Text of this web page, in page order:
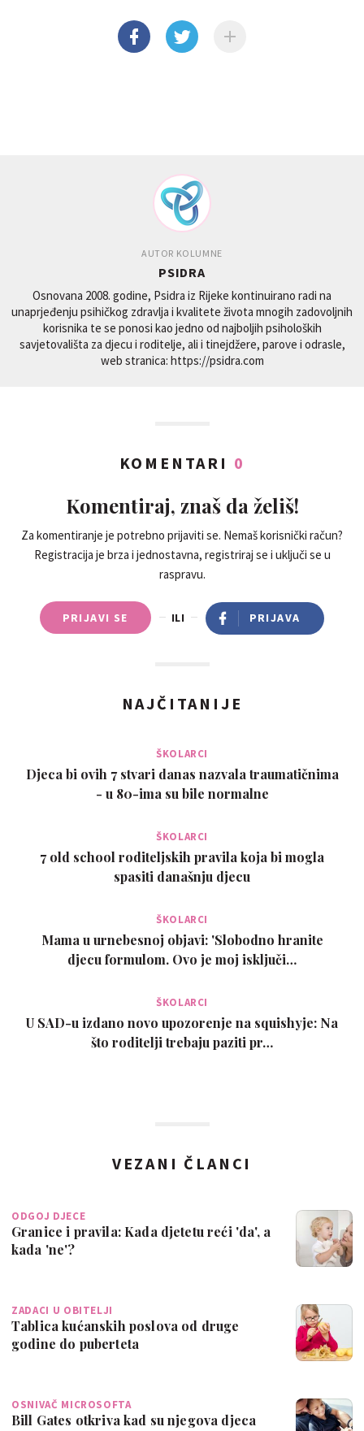
AUTOR KOLUMNE
PSIDRA
Osnovana 2008. godine, Psidra iz Rijeke kontinuirano radi na
unaprjeđenju psihičkog zdravlja i kvalitete života mnogih zadovoljnih
korisnika te se ponosi kao jedno od najboljih psiholoških
savjetovališta za djecu i roditelje, ali i tinejdžere, parove i odrasle,
web stranica: https://psidra.com
KOMENTARI 0
Komentiraj, znaš da želiš!
Za komentiranje je potrebno prijaviti se. Nemaš korisnički račun?
Registracija je brza i jednostavna, registriraj se i uključi se u
raspravu.
PRIJAVI SE ILI PRIJAVA
NAJČITANIJE
ŠKOLARCI
Djeca bi ovih 7 stvari danas nazvala traumatičnima
- u 80-ima su bile normalne
ŠKOLARCI
7 old school roditeljskih pravila koja bi mogla
spasiti današnju djecu
ŠKOLARCI
Mama u urnebesnoj objavi: 'Slobodno hranite
djecu formulom. Ovo je moj isključi…
ŠKOLARCI
U SAD-u izdano novo upozorenje na squishyje: Na
što roditelji trebaju paziti pr…
VEZANI ČLANCI
ODGOJ DJECE
Granice i pravila: Kada djetetu reći 'da', a
kada 'ne'?
ZADACI U OBITELJI
Tablica kućanskih poslova od druge
godine do puberteta
OSNIVAČ MICROSOFTA
Bill Gates otkriva kad su njegova djeca